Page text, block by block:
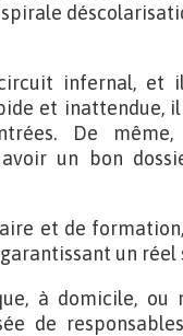
infernal, et
et inattendue,
De
avoir un bon
et de
un réel
à domicile, ou
de